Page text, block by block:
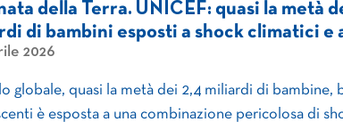
della Terra. UNICEF: quasi la metà
di bambini esposti a shock climatici e
2026
globale, quasi la metà dei 2,4 miliardi di bambine,
è esposta a una combinazione pericolosa di